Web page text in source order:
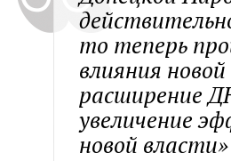
то теперь
влияния
расширение
увеличение
новой власти»